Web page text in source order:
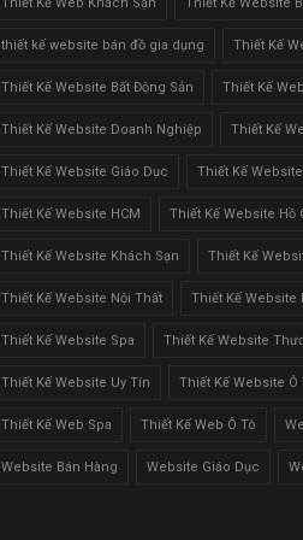
thiết kế website bán đồ gia dụng Thiết Kế
Thiết Kế Website Bất Động Sản Thiết Kế
Thiết Kế Website Doanh Nghiệp Thiết Kế
Thiết Kế Website Giáo Dục Thiết Kế
Thiết Kế Website HCM Thiết Kế Website Hồ
Thiết Kế Website Khách Sạn Thiết Kế
Thiết Kế Website Nội Thất Thiết Kế Website
Thiết Kế Website Spa Thiết Kế Website
Thiết Kế Website Uy Tín Thiết Kế Website Ô
Thiết Kế Web Spa Thiết Kế Web Ô Tô
Website Bán Hàng Website Giáo Dục